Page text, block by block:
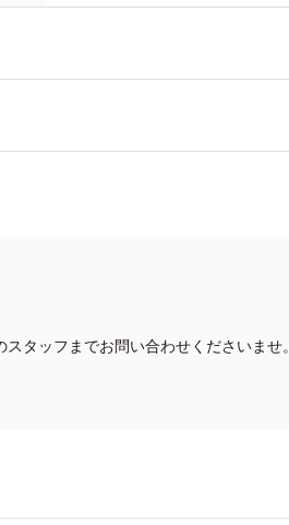
タッフまでお問い合わせくださいませ。